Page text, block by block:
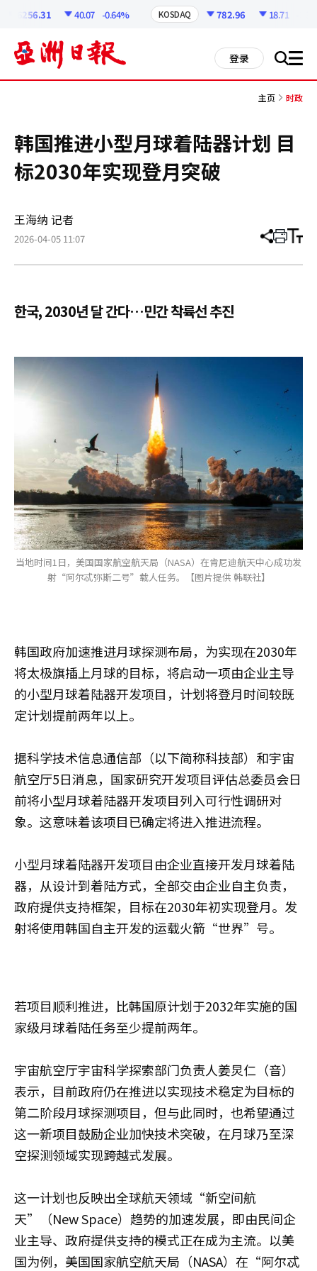
6256.31 40.07 -0.64% KOSDAQ 782.96 18.71
登录 搜 all
主页 时政
韩国推进小型月球着陆器计划 目
标2030年实现登月突破
王海纳 记者
2026-04-05 11:07 分
章
打 调
小
한국, 2030년 달 간다…민간 착륙선 추진
当地时间1日，美国国家航空航天局（NASA）在肯尼迪航天中心成功发
射“阿尔忒弥斯二号”载人任务。【图片提供 韩联社】
韩国政府加速推进月球探测布局，为实现在2030年
将太极旗插上月球的目标，将启动一项由企业主导
的小型月球着陆器开发项目，计划将登月时间较既
定计划提前两年以上。
据科学技术信息通信部（以下简称科技部）和宇宙
航空厅5日消息，国家研究开发项目评估总委员会日
前将小型月球着陆器开发项目列入可行性调研对
象。这意味着该项目已确定将进入推进流程。
小型月球着陆器开发项目由企业直接开发月球着陆
器，从设计到着陆方式，全部交由企业自主负责，
政府提供支持框架，目标在2030年初实现登月。发
射将使用韩国自主开发的运载火箭“世界”号。
若项目顺利推进，比韩国原计划于2032年实施的国
家级月球着陆任务至少提前两年。
宇宙航空厅宇宙科学探索部门负责人姜炅仁（音）
表示，目前政府仍在推进以实现技术稳定为目标的
第二阶段月球探测项目，但与此同时，也希望通过
这一新项目鼓励企业加快技术突破，在月球乃至深
空探测领域实现跨越式发展。
这一计划也反映出全球航天领域“新空间航
天”（New Space）趋势的加速发展，即由民间企
业主导、政府提供支持的模式正在成为主流。以美
国为例，美国国家航空航天局（NASA）在“阿尔忒